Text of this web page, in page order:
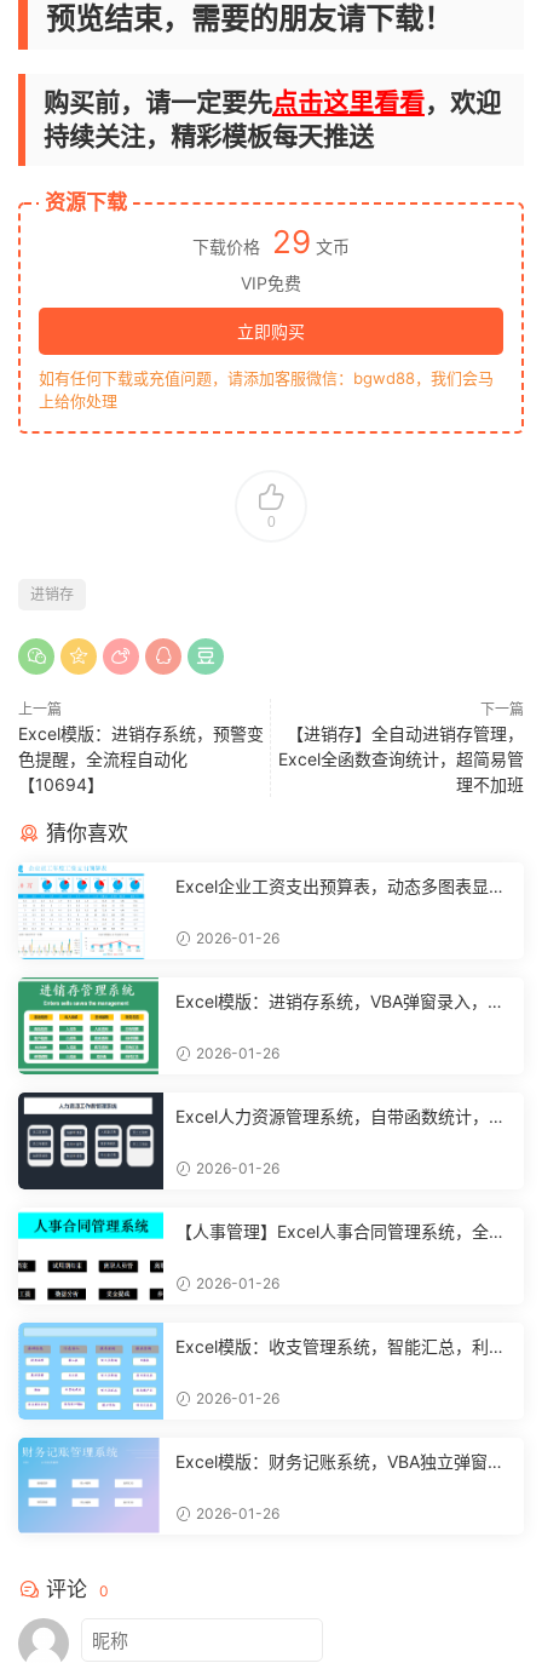
预览结束，需要的朋友请下载！
购买前，请一定要先点击这里看看，欢迎
持续关注，精彩模板每天推送
资源下载
下载价格 29 文币
VIP免费
立即购买
如有任何下载或充值问题，请添加客服微信：bgwd88，我们会马
上给你处理
0
进销存
上一篇
Excel模版：进销存系统，预警变
色提醒，全流程自动化
【10694】
下一篇
【进销存】全自动进销存管理，
Excel全函数查询统计，超简易管
理不加班
猜你喜欢
Excel企业工资支出预算表，动态多图表显
2026-01-26
Excel模版：进销存系统，VBA弹窗录入，智
2026-01-26
Excel人力资源管理系统，自带函数统计，功
2026-01-26
【人事管理】Excel人事合同管理系统，全函
2026-01-26
Excel模版：收支管理系统，智能汇总，利润
2026-01-26
Excel模版：财务记账系统，VBA独立弹窗，
2026-01-26
评论 0